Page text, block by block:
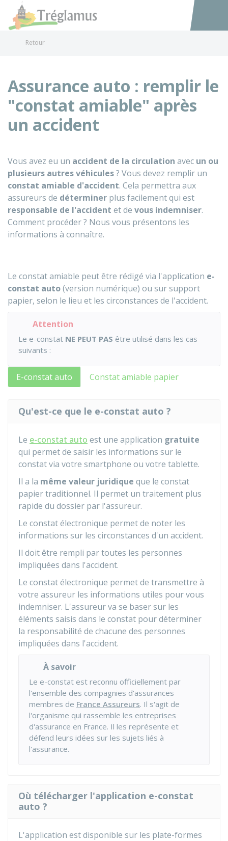
Accéder
Retour
Assurance auto : remplir le
"constat amiable" après
un accident
Vous avez eu un accident de la circulation avec un ou
plusieurs autres véhicules? Vous devez remplir un
constat amiable d'accident. Cela permettra aux
assureurs de déterminer plus facilement qui est
responsable de l'accident et de vous indemniser.
Comment procéder ? Nous vous présentons les
informations à connaître.
Le constat amiable peut être rédigé via l'application e-
constat auto(version numérique) ou sur support
papier, selon le lieu et les circonstances de l'accident.
Attention
Le e-constat NE PEUT PAS être utilisé dans les cas
suivants :
E-constat auto Constat amiable papier
Qu'est-ce que le e-constat auto ?
Le e-constat auto est une application gratuite
qui permet de saisir les informations sur le
constat via votre smartphone ou votre tablette.
Il a la même valeur juridique que le constat
papier traditionnel. Il permet un traitement plus
rapide du dossier par l'assureur.
Le constat électronique permet de noter les
informations sur les circonstances d'un accident.
Il doit être rempli par toutes les personnes
impliquées dans l'accident.
Le constat électronique permet de transmettre à
votre assureur les informations utiles pour vous
indemniser. L'assureur va se baser sur les
éléments saisis dans le constat pour déterminer
la responsabilité de chacune des personnes
impliquées dans l'accident.
À savoir
Le e-constat est reconnu officiellement par
l'ensemble des compagnies d'assurances
membres de France Assureurs. Il s'agit de
l'organisme qui rassemble les entreprises
d'assurance en France. Il les représente et
défend leurs idées sur les sujets liés à
l'assurance.
Où télécharger l'application e-constat
auto ?
L'application est disponible sur les plate-formes